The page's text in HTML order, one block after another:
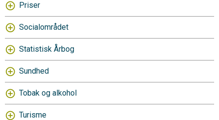
Priser
Socialområdet
Statistisk Årbog
Sundhed
Tobak og alkohol
Turisme